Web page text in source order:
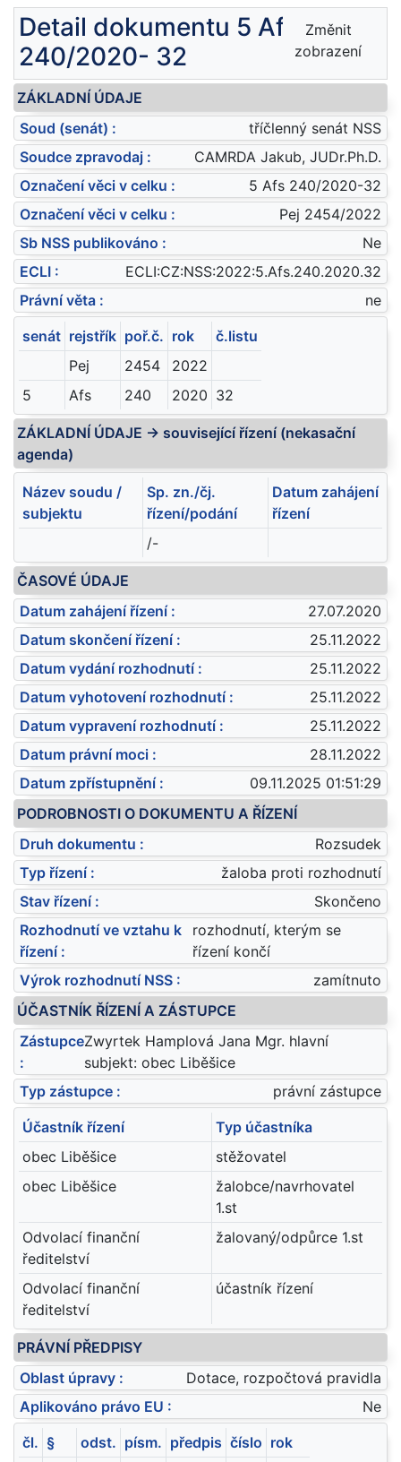
Detail dokumentu 5 Afs
240/2020- 32
Změnit
zobrazení
ZÁKLADNÍ ÚDAJE
Soud (senát) :
tříčlenný senát NSS
Soudce zpravodaj :
CAMRDA Jakub, JUDr.Ph.D.
Označení věci v celku :
5 Afs 240/2020-32
Označení věci v celku :
Pej 2454/2022
Sb NSS publikováno :
Ne
ECLI :
ECLI:CZ:NSS:2022:5.Afs.240.2020.32
Právní věta :
ne
senát rejstřík poř.č. rok
č.listu
Pej
2454
2022
5
Afs 240 2020 32
ZÁKLADNÍ ÚDAJE -> související řízení (nekasační
agenda)
Název soudu /
subjektu
Sp. zn./čj.
řízení/podání
Datum zahájení
řízení
/-
ČASOVÉ ÚDAJE
Datum zahájení řízení :
27.07.2020
Datum skončení řízení :
25.11.2022
Datum vydání rozhodnutí :
25.11.2022
Datum vyhotovení rozhodnutí :
25.11.2022
Datum vypravení rozhodnutí :
25.11.2022
Datum právní moci :
28.11.2022
Datum zpřístupnění :
09.11.2025 01:51:29
PODROBNOSTI O DOKUMENTU A ŘÍZENÍ
Druh dokumentu :
Rozsudek
Typ řízení :
žaloba proti rozhodnutí
Stav řízení :
Skončeno
Rozhodnutí ve vztahu k
řízení :
rozhodnutí, kterým se
řízení končí
Výrok rozhodnutí NSS :
zamítnuto
ÚČASTNÍK ŘÍZENÍ A ZÁSTUPCE
Zástupce
:
Zwyrtek Hamplová Jana Mgr. hlavní
subjekt: obec Liběšice
Typ zástupce :
právní zástupce
Účastník řízení
Typ účastníka
obec Liběšice
stěžovatel
obec Liběšice
žalobce/navrhovatel
1.st
Odvolací finanční
ředitelství
žalovaný/odpůrce 1.st
Odvolací finanční
ředitelství
účastník řízení
PRÁVNÍ PŘEDPISY
Oblast úpravy :
Dotace, rozpočtová pravidla
Aplikováno právo EU :
Ne
čl. § odst. písm. předpis číslo rok